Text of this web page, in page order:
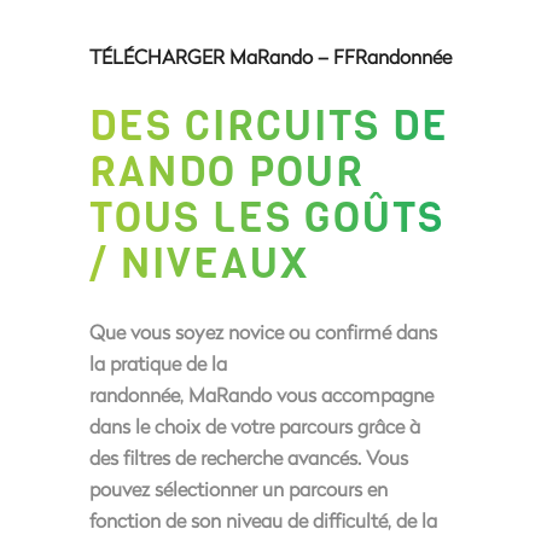
TÉLÉCHARGER MaRando – FFRandonnée
DES CIRCUITS DE
RANDO POUR
TOUS LES GOÛTS
/ NIVEAUX
Que vous soyez novice ou confirmé dans
la pratique de la
randonnée, MaRando vous accompagne
dans le choix de votre parcours grâce à
des filtres de recherche avancés. Vous
pouvez sélectionner un parcours en
fonction de son niveau de difficulté, de la